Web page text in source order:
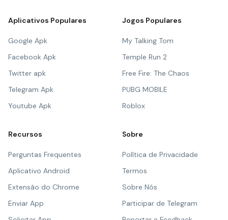
Aplicativos Populares
Google Apk
Facebook Apk
Twitter apk
Telegram Apk
Youtube Apk
Jogos Populares
My Talking Tom
Temple Run 2
Free Fire: The Chaos
PUBG MOBILE
Roblox
Recursos
Perguntas Frequentes
Aplicativo Android
Extensão do Chrome
Enviar App
Sobre
Política de Privacidade
Termos
Sobre Nós
Participar de Telegram